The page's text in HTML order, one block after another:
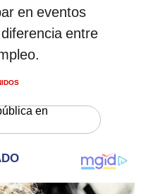
en eventos
entre
en